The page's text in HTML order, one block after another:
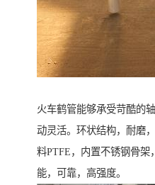
火车鹤管能够承受苛酷的
动灵活。环状结构，耐磨
料PTFE，内置不锈钢骨
能，可靠，高强度。